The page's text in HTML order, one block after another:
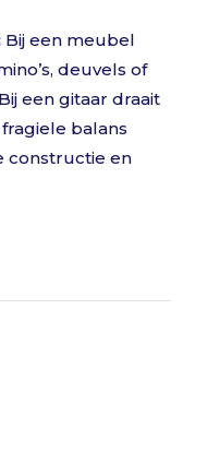
Bij een meubel
deuvels of
een gitaar draait
balans
constructie en